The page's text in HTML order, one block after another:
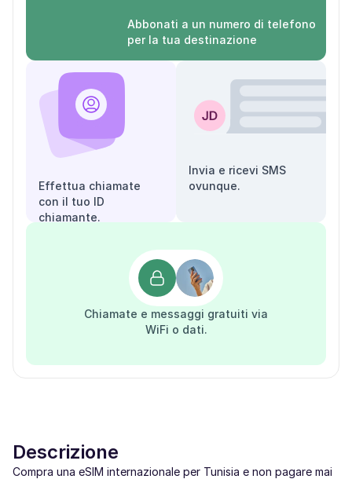
Abbonati a un numero di telefono
per la tua destinazione
Effettua chiamate
con il tuo ID
chiamante.
Invia e ricevi SMS
ovunque.
Chiamate e messaggi gratuiti via
WiFi o dati.
Descrizione
Compra una eSIM internazionale per Tunisia e non pagare mai